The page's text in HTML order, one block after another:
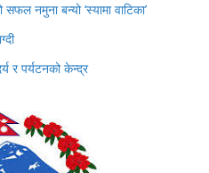
नमुना बन्यो ‘स्यामा वाटिका’
र पर्यटनको केन्द्र